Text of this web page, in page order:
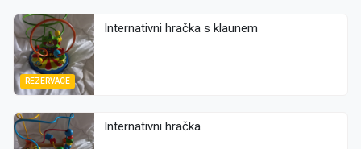
REZERVACE
Internativni hračka s klaunem
Internativni hračka